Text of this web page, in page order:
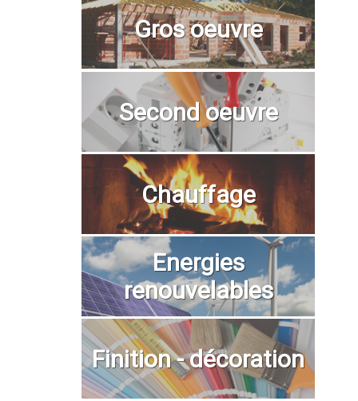
Gros oeuvre
Second oeuvre
Chauffage
Energies
renouvelables
Finition - décoration